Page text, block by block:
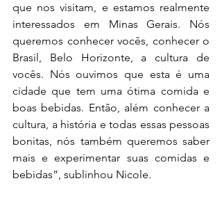
que nos visitam, e estamos realmente
interessados em Minas Gerais. Nós
queremos conhecer vocês, conhecer o
Brasil, Belo Horizonte, a cultura de
vocês. Nós ouvimos que esta é uma
cidade que tem uma ótima comida e
boas bebidas. Então, além conhecer a
cultura, a história e todas essas pessoas
bonitas, nós também queremos saber
mais e experimentar suas comidas e
bebidas”, sublinhou Nicole.